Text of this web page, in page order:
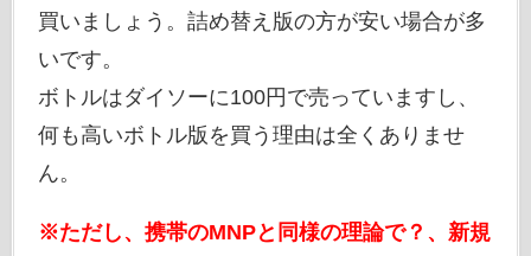
買いましょう。詰め替え版の方が安い場合が多
いです。
ボトルはダイソーに100円で売っていますし、
何も高いボトル版を買う理由は全くありませ
ん。
※ただし、携帯のMNPと同様の理論で？、新規